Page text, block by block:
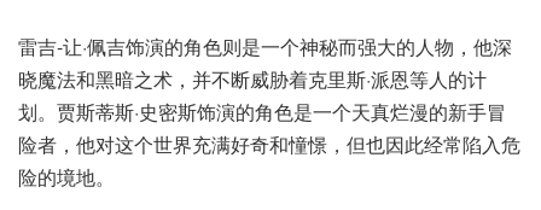
雷吉-让·佩吉饰演的角色则是一个神秘而强大的人物，他深
晓魔法和黑暗之术，并不断威胁着克里斯·派恩等人的计
划。贾斯蒂斯·史密斯饰演的角色是一个天真烂漫的新手冒
险者，他对这个世界充满好奇和憧憬，但也因此经常陷入危
险的境地。